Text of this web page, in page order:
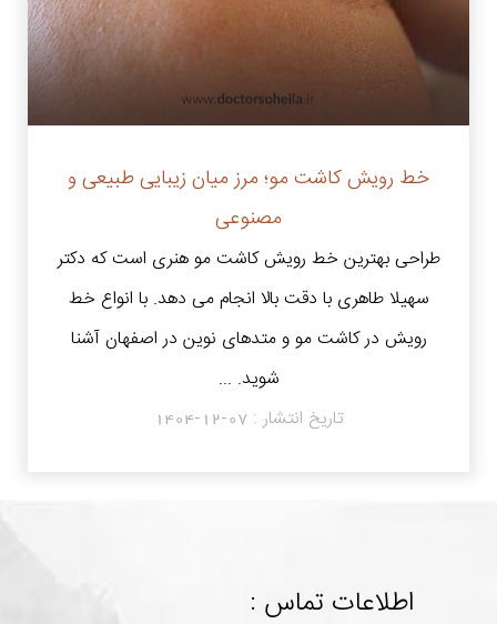
خط رویش کاشت مو؛ مرز میان زیبایی طبیعی و
مصنوعی
طراحی بهترین خط رویش کاشت مو هنری است که دکتر
سهیلا طاهری با دقت بالا انجام می دهد. با انواع خط
رویش در کاشت مو و متدهای نوین در اصفهان آشنا
شوید. ...
تاریخ انتشار :1404-12-07
اطلاعات تماس :